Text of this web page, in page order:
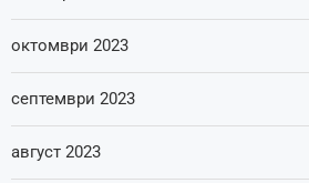
октомври 2023
септември 2023
август 2023